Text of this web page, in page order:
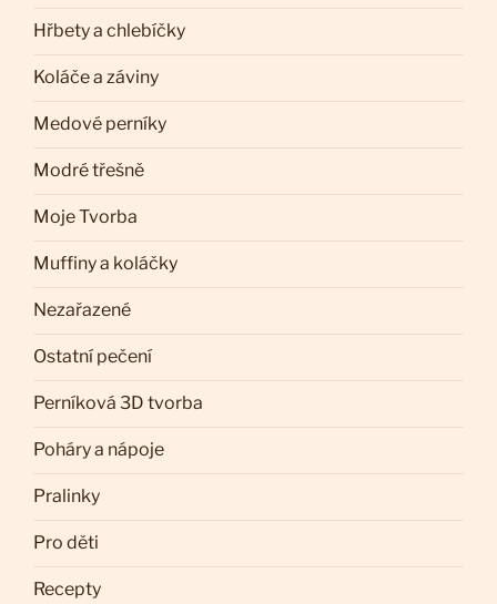
Hřbety a chlebíčky
Koláče a záviny
Medové perníky
Modré třešně
Moje Tvorba
Muffiny a koláčky
Nezařazené
Ostatní pečení
Perníková 3D tvorba
Poháry a nápoje
Pralinky
Pro děti
Recepty